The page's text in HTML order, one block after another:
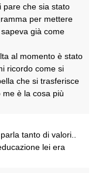
pare che sia stato
per mettere
già come
al momento è stato
ricordo come si
che si trasferisce
è la cosa più
tanto di valori..
lei era